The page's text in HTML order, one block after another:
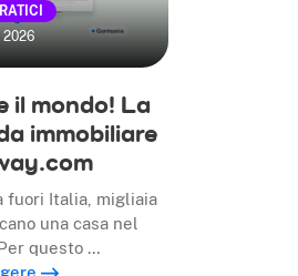
2026
il mondo! La
immobiliare
fuori Italia, migliaia
una casa nel
questo …